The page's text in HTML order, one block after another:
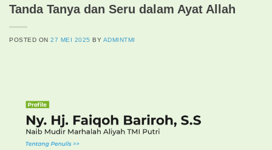
Tanda Tanya dan Seru dalam Ayat Allah
POSTED ON27 MEI 2025 BY ADMINTMI